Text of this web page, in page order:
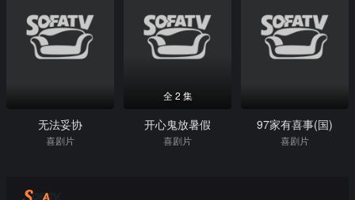
无法妥协
喜剧片
全 2 集
开心鬼放暑假
喜剧片
97家有喜事(国)
喜剧片